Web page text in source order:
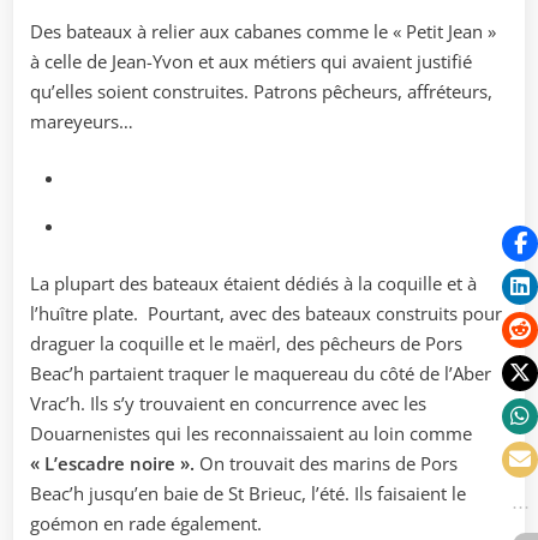
Des bateaux à relier aux cabanes comme le « Petit Jean »
à celle de Jean-Yvon et aux métiers qui avaient justifié
qu’elles soient construites. Patrons pêcheurs, affréteurs,
mareyeurs…
La plupart des bateaux étaient dédiés à la coquille et à
l’huître plate. Pourtant, avec des bateaux construits pour
draguer la coquille et le maërl, des pêcheurs de Pors
Beac’h partaient traquer le maquereau du côté de l’Aber
Vrac’h. Ils s’y trouvaient en concurrence avec les
Douarnenistes qui les reconnaissaient au loin comme
« L’escadre noire ». On trouvait des marins de Pors
Beac’h jusqu’en baie de St Brieuc, l’été. Ils faisaient le
goémon en rade également.